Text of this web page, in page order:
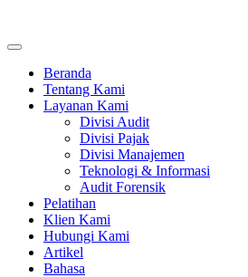
Beranda
Tentang Kami
Layanan Kami
Divisi Audit
Divisi Pajak
Divisi Manajemen
Teknologi & Informasi
Audit Forensik
Pelatihan
Klien Kami
Hubungi Kami
Artikel
Bahasa